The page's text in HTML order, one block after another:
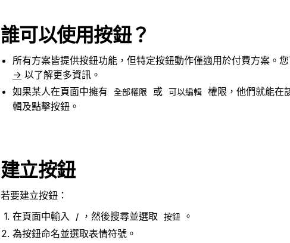
誰可以使用按鈕？
所有方案皆提供按鈕功能，但特定按鈕動作僅適用於付費方案。
→ 以了解更多資訊。
如果某人在頁面中擁有
全部權限 或 可以編輯 權限，他們就能在
輯及點擊按鈕。
建立按鈕
若要建立按鈕：
在頁面中輸入
/ ，然後搜尋並選取 按鈕 。
為按鈕命名並選取表情符號。